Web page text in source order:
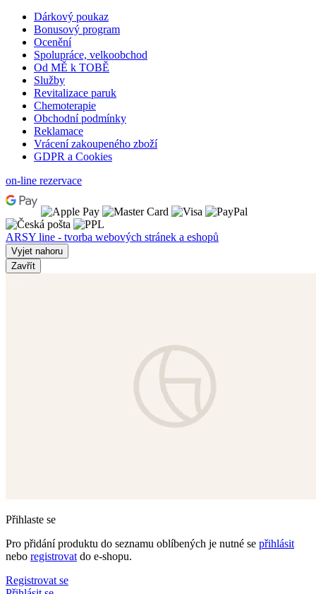
Dárkový poukaz
Bonusový program
Ocenění
Spolupráce, velkoobchod
Od MĚ k TOBĚ
Služby
Revitalizace paruk
Chemoterapie
Obchodní podmínky
Reklamace
Vrácení zakoupeného zboží
GDPR a Cookies
on-line rezervace
ARSY line - tvorba webových stránek a eshopů
Vyjet nahoru
Zavřít
Přihlaste se
Pro přidání produktu do seznamu oblíbených je nutné se přihlásit
nebo registrovat do e-shopu.
Registrovat se